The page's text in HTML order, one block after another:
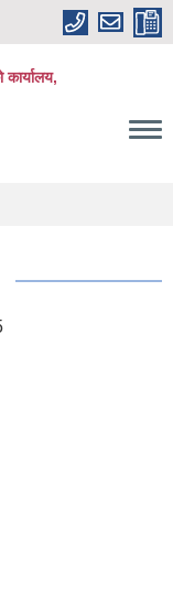
कार्यालय,